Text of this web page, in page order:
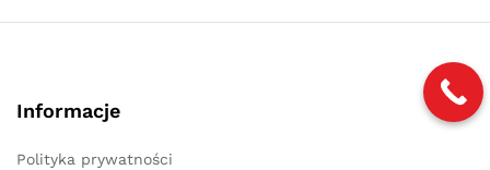
Informacje
Polityka prywatności